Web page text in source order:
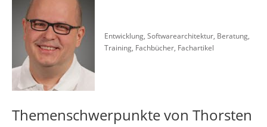
Entwicklung, Softwarearchitektur, Beratung,
Training, Fachbücher, Fachartikel
Themenschwerpunkte von Thorsten